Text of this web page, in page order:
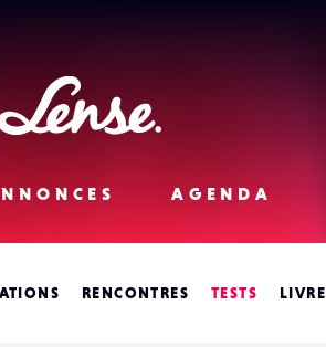
Lense
AGENDA
RENCONTRES TESTS